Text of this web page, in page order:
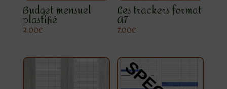
Budget mensuel
plastifié
2.00€
Les trackers format
A7
7.00€